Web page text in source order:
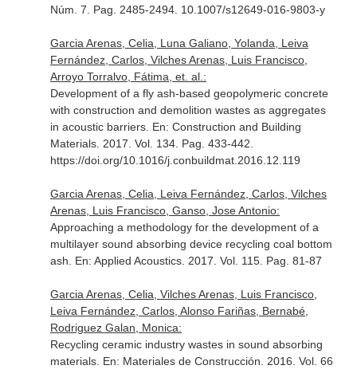
Núm. 7. Pag. 2485-2494. 10.1007/s12649-016-9803-y
Garcia Arenas, Celia, Luna Galiano, Yolanda, Leiva
Fernández, Carlos, Vilches Arenas, Luis Francisco,
Arroyo Torralvo, Fátima, et. al.:
Development of a fly ash-based geopolymeric concrete
with construction and demolition wastes as aggregates
in acoustic barriers. En: Construction and Building
Materials. 2017. Vol. 134. Pag. 433-442.
https://doi.org/10.1016/j.conbuildmat.2016.12.119
Garcia Arenas, Celia, Leiva Fernández, Carlos, Vilches
Arenas, Luis Francisco, Ganso, Jose Antonio:
Approaching a methodology for the development of a
multilayer sound absorbing device recycling coal bottom
ash. En: Applied Acoustics. 2017. Vol. 115. Pag. 81-87
Garcia Arenas, Celia, Vilches Arenas, Luis Francisco,
Leiva Fernández, Carlos, Alonso Fariñas, Bernabé,
Rodriguez Galan, Monica:
Recycling ceramic industry wastes in sound absorbing
materials. En: Materiales de Construcción . 2016. Vol. 66